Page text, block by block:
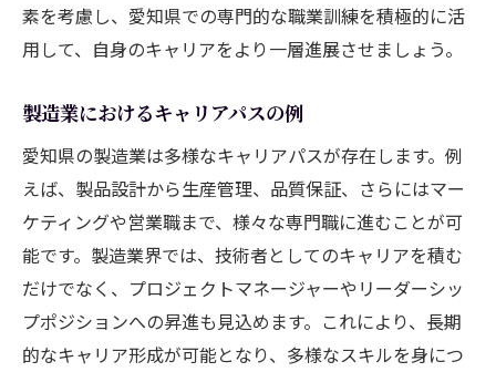
素を考慮し、愛知県での専門的な職業訓練を積極的に活
用して、自身のキャリアをより一層進展させましょう。
製造業におけるキャリアパスの例
愛知県の製造業は多様なキャリアパスが存在します。例
えば、製品設計から生産管理、品質保証、さらにはマー
ケティングや営業職まで、様々な専門職に進むことが可
能です。製造業界では、技術者としてのキャリアを積む
だけでなく、プロジェクトマネージャーやリーダーシッ
プポジションへの昇進も見込めます。これにより、長期
的なキャリア形成が可能となり、多様なスキルを身につ